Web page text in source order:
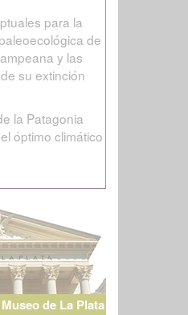
para la
de
y las
su extinción
la Patagonia
óptimo climático
de La Plata